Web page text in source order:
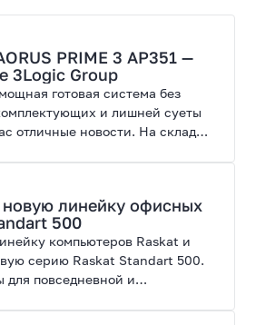
PRIME 3 AP351 —
3Logic Group
готовая система без
и лишней суеты
отличные новости. На склад
работы с нейросетями.
линейку офисных
500
компьютеров Raskat и
серию Raskat Standart 500.
для повседневной и